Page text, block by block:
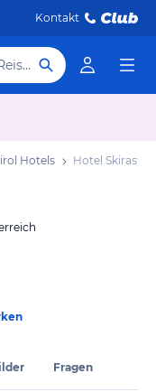
Kontakt
Hotel, Reiseziel
Hotels Hotel Skirast
Fragen